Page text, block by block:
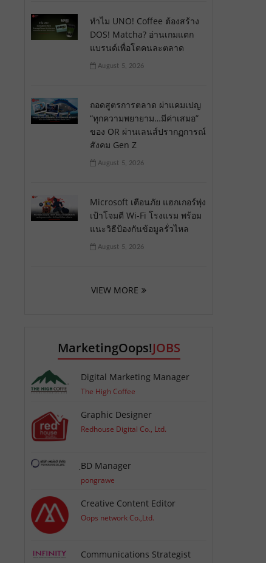
ทำไม UNO! Coffee ต้องสร้าง
DOS! Matcha? อ่านเกมแตก
แบรนด์เพื่อโตคนละตลาด
August 5, 2026
ถอดสูตรการตลาด ผ่าแคมเปญ
“ทุกความพยายาม…มีค่าเสมอ”
ของ OR ผ่านเลนส์ปรากฏการณ์
สังคม Gen Z
August 5, 2026
Microsoft เตือนภัย แฮกเกอร์พุ่ง
เป้าโจมตี Wi-Fi โรงแรม พร้อม
แนะวิธีป้องกันข้อมูลรั่วไหล
August 5, 2026
VIEW MORE
MarketingOops!JOBS
Digital Marketing Manager
The High Coffee
Graphic Designer
Redhouse Digital Co., Ltd.
ฺBD Manager
pongrawe
Creative Content Editor
Oops network Co.,Ltd.
Communications Strategist